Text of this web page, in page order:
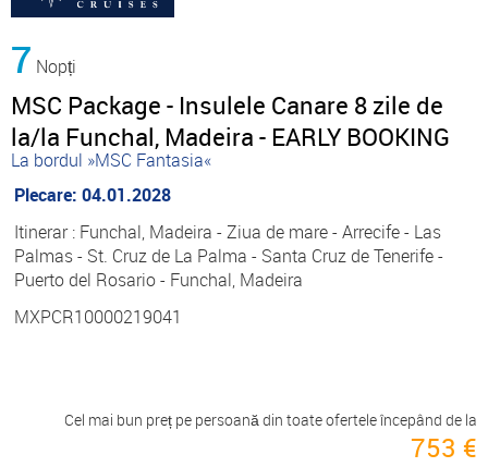
7 Nopți
MSC Package - Insulele Canare 8 zile de
la/la Funchal, Madeira - EARLY BOOKING
La bordul »MSC Fantasia«
Plecare: 04.01.2028
Itinerar : Funchal, Madeira - Ziua de mare - Arrecife - Las
Palmas - St. Cruz de La Palma - Santa Cruz de Tenerife -
Puerto del Rosario - Funchal, Madeira
MXPCR10000219041
Cel mai bun preț pe persoană din toate ofertele începând de la
753 €